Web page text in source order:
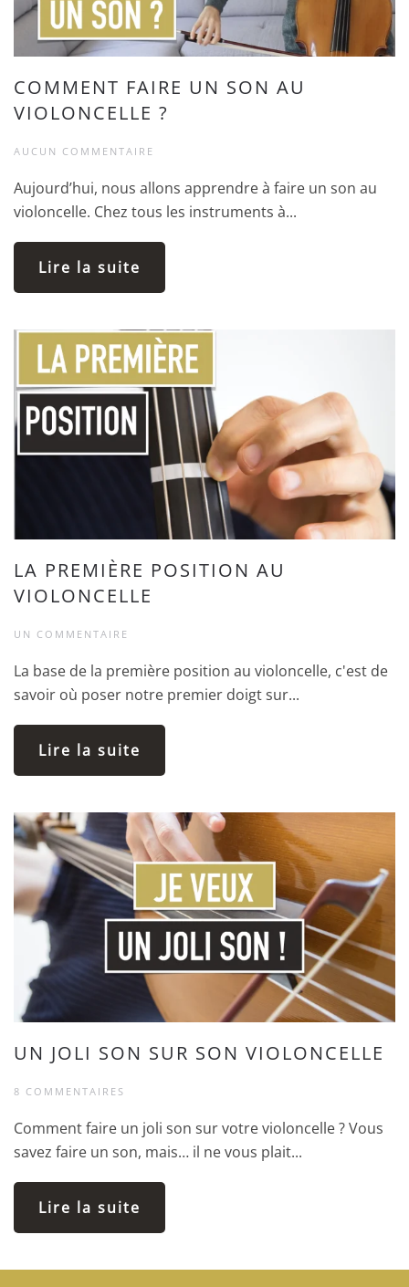
COMMENT FAIRE UN SON AU
VIOLONCELLE ?
AUCUN COMMENTAIRE
Aujourd’hui, nous allons apprendre à faire un son au
violoncelle. Chez tous les instruments à...
Lire la suite
LA PREMIÈRE POSITION AU
VIOLONCELLE
UN COMMENTAIRE
La base de la première position au violoncelle, c'est de
savoir où poser notre premier doigt sur...
Lire la suite
UN JOLI SON SUR SON VIOLONCELLE
8 COMMENTAIRES
Comment faire un joli son sur votre violoncelle ? Vous
savez faire un son, mais… il ne vous plait...
Lire la suite